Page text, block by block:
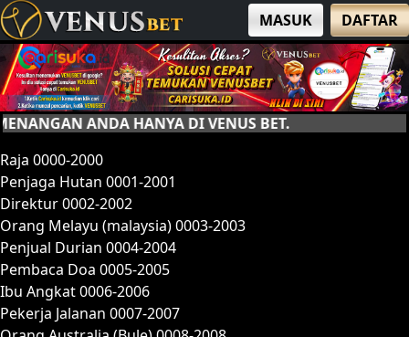
MASUK DAFTAR
ANDA HANYA DI VENUS BET.
Raja 0000-2000
Penjaga Hutan 0001-2001
Direktur 0002-2002
Orang Melayu (malaysia) 0003-2003
Penjual Durian 0004-2004
Pembaca Doa 0005-2005
Ibu Angkat 0006-2006
Pekerja Jalanan 0007-2007